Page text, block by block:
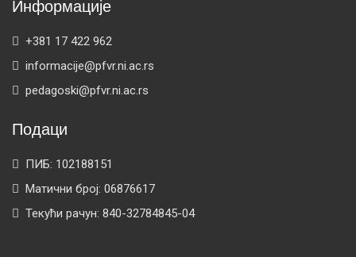
Информације
+381 17 422 962
informacije@pfvr.ni.ac.rs
pedagoski@pfvr.ni.ac.rs
Подаци
ПИБ: 102188151
Матични број: 06876617
Текући рачун: 840-32784845-04